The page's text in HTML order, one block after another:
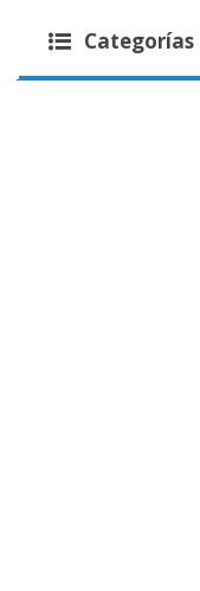
Categorías